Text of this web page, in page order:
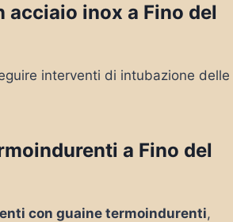
inox a Fino del
interventi di intubazione delle
a Fino del
con guaine termoindurenti,